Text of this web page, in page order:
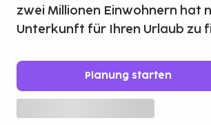
zwei Millionen Einwohnern hat
Unterkunft für Ihren Urlaub zu
Planung starten